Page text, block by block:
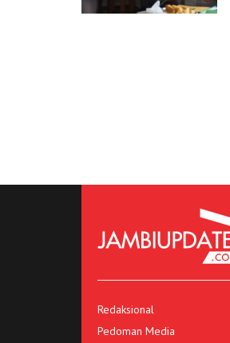
Redaksional
Pedoman Media